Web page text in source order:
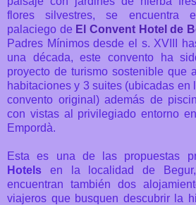
flores silvestres, se encuentra
palaciego de El Convent Hotel de
Padres Mínimos desde el s. XVIII
una década, este convento ha
proyecto de turismo sostenible que
habitaciones y 3 suites (ubicadas en
convento original) además de
con vistas al privilegiado entorno
Empordà.
Esta es una de las propuestas
Hotels en la localidad de
encuentran también dos
viajeros que busquen descubrir la